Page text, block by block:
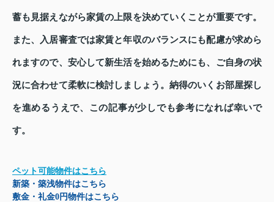
蓄も見据えながら家賃の上限を決めていくことが重要です。
また、入居審査では家賃と年収のバランスにも配慮が求めら
れますので、安心して新生活を始めるためにも、ご自身の状
況に合わせて柔軟に検討しましょう。納得のいくお部屋探し
を進めるうえで、この記事が少しでも参考になれば幸いで
す。
ペット可能物件はこちら
新築・築浅物件はこちら
敷金・礼金0円物件はこちら